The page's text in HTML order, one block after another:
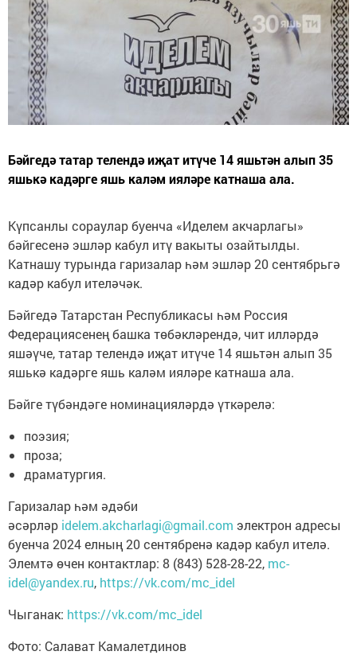
Бәйгедә татар телендә иҗат итүче 14 яшьтән алып 35
яшькә кадәрге яшь каләм ияләре катнаша ала.
Күпсанлы сораулар буенча «Иделем акчарлагы»
бәйгесенә эшләр кабул итү вакыты озайтылды.
Катнашу турында гаризалар һәм эшләр 20 сентябрьгә
кадәр кабул ителәчәк.
Бәйгедә Татарстан Республикасы һәм Россия
Федерациясенең башка төбәкләрендә, чит илләрдә
яшәүче, татар телендә иҗат итүче 14 яшьтән алып 35
яшькә кадәрге яшь каләм ияләре катнаша ала.
Бәйге түбәндәге номинацияләрдә үткәрелә:
поэзия;
проза;
драматургия.
Гаризалар һәм әдәби
әсәрләр idelem.akcharlagi@gmail.com электрон адресы
буенча 2024 елның 20 сентябренә кадәр кабул ителә.
Элемтә өчен контактлар: 8 (843) 528-28-22, mc-
idel@yandex.ru, https://vk.com/mc_idel
Чыганак: https://vk.com/mc_idel
Фото: Салават Камалетдинов